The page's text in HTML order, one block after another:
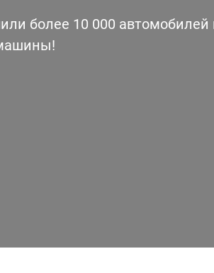
более 10 000 автомобилей